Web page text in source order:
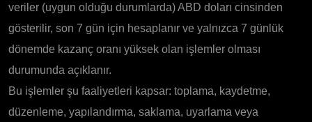
veriler (uygun olduğu durumlarda) ABD doları cinsinden
gösterilir, son 7 gün için hesaplanır ve yalnızca 7 günlük
dönemde kazanç oranı yüksek olan işlemler olması
durumunda açıklanır.
Bu işlemler şu faaliyetleri kapsar: toplama, kaydetme,
düzenleme, yapılandırma, saklama, uyarlama veya